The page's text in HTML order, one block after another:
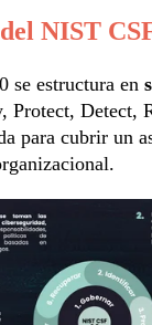
NIST
se estructura en
Protect, Detect,
para cubrir un